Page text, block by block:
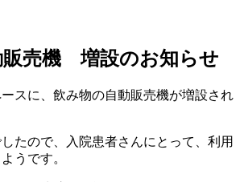
販売機 増設のお知らせ
スに、飲み物の自動販売機が増設され
たので、入院患者さんにとって、利用
うです。